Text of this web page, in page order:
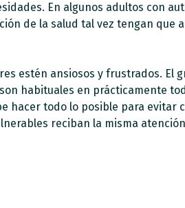
En algunos adultos con
de la salud tal vez tengan que
estén ansiosos y frustrados. El
habituales en prácticamente
hacer todo lo posible para evitar
reciban la misma